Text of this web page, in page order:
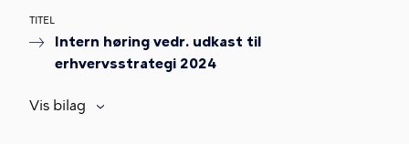
TITEL
Intern høring vedr. udkast til
erhvervsstrategi 2024
Vis bilag